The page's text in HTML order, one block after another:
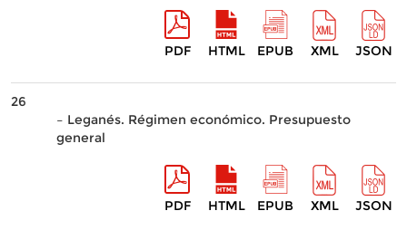
PDF HTML EPUB XML JSON
26
– Leganés. Régimen económico. Presupuesto
general
PDF HTML EPUB XML JSON